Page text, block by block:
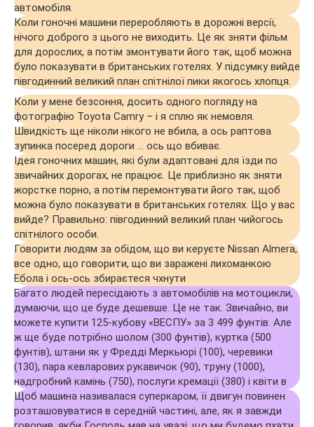
автомобіля.
Коли гоночні машини переробляють в дорожні версії,
нічого доброго з цього не виходить. Це як зняти фільм
для дорослих, а потім змонтувати його так, щоб можна
було показувати в британських готелях. У підсумку вийде
півгодинний великий план спітнілої пики якогось хлопця.
Коли у мене безсоння, досить одного погляду на
фотографію Toyota Camry – і я сплю як немовля.
Швидкість ще ніколи нікого не вбила, а ось раптова
зупинка посеред дороги … ось що вбиває.
Ідея гоночних машин, які були адаптовані для їзди по
звичайних дорогах, не працює. Це приблизно як зняти
жорстке порно, а потім перемонтувати його так, щоб
можна було показувати в британських готелях. Що у вас
вийде? Правильно: півгодинний великий план чийогось
спітнілого особи.
Говорити людям за обідом, що ви керуєте Nissan Almera,
все одно, що говорити, що ви заражені лихоманкою
Ебола і ось-ось збираєтеся чхнути
Багато людей пересідають з автомобілів на мотоцикли,
думаючи, що це буде дешевше. Це не так. Звичайно, ви
можете купити 125-кубову «ВЕСПУ» за 3 499 фунтів. Але
ж ще буде потрібно шолом (300 фунтів), куртка (500
фунтів), штани як у Фредді Меркьюрі (100), черевики
(130), пара кевларових рукавичок (90), труну (1000),
надгробний камінь (750), послуги кремації (380) і квіти в
Щоб машина називалася суперкаром, її двигун повинен
розташовуватися в середній частині, але, як я завжди